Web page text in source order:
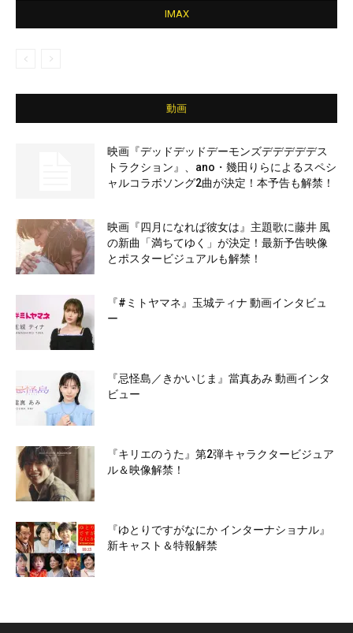
IMAX
動画
映画『デッドデッドデーモンズデデデデデス
トラクション』、ano・幾田りらによるスペシ
ャルコラボソング2曲が決定！本予告も解禁！
映画『四月になれば彼女は』主題歌に藤井 風
の新曲「満ちてゆく」が決定！最新予告映像
とポスタービジュアルも解禁！
『#ミトヤマネ』玉城ティナ 動画インタビュ
ー
『忌怪島／きかいじま』當真あみ 動画インタ
ビュー
『キリエのうた』第2弾キャラクタービジュア
ル＆映像解禁！
『ゆとりですがなにか インターナショナル』
新キャスト＆特報解禁